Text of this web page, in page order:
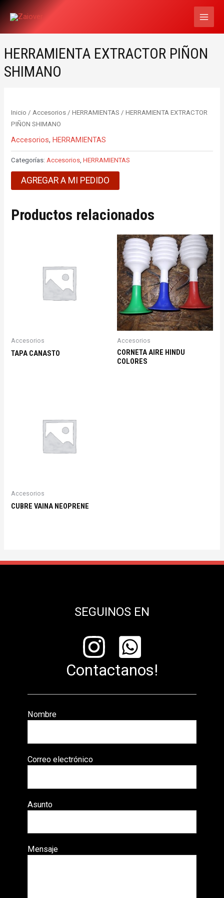
HERRAMIENTA EXTRACTOR PIÑON
SHIMANO
Inicio / Accesorios /HERRAMIENTAS / HERRAMIENTA EXTRACTOR
PIÑON SHIMANO
Accesorios,HERRAMIENTAS
Categorías:Accesorios,HERRAMIENTAS
AGREGAR A MI PEDIDO
Productos relacionados
Accesorios
TAPA CANASTO
Accesorios
CORNETA AIRE HINDU
COLORES
Accesorios
CUBRE VAINA NEOPRENE
SEGUINOS EN
Contactanos!
Nombre
Correo electrónico
Asunto
Mensaje